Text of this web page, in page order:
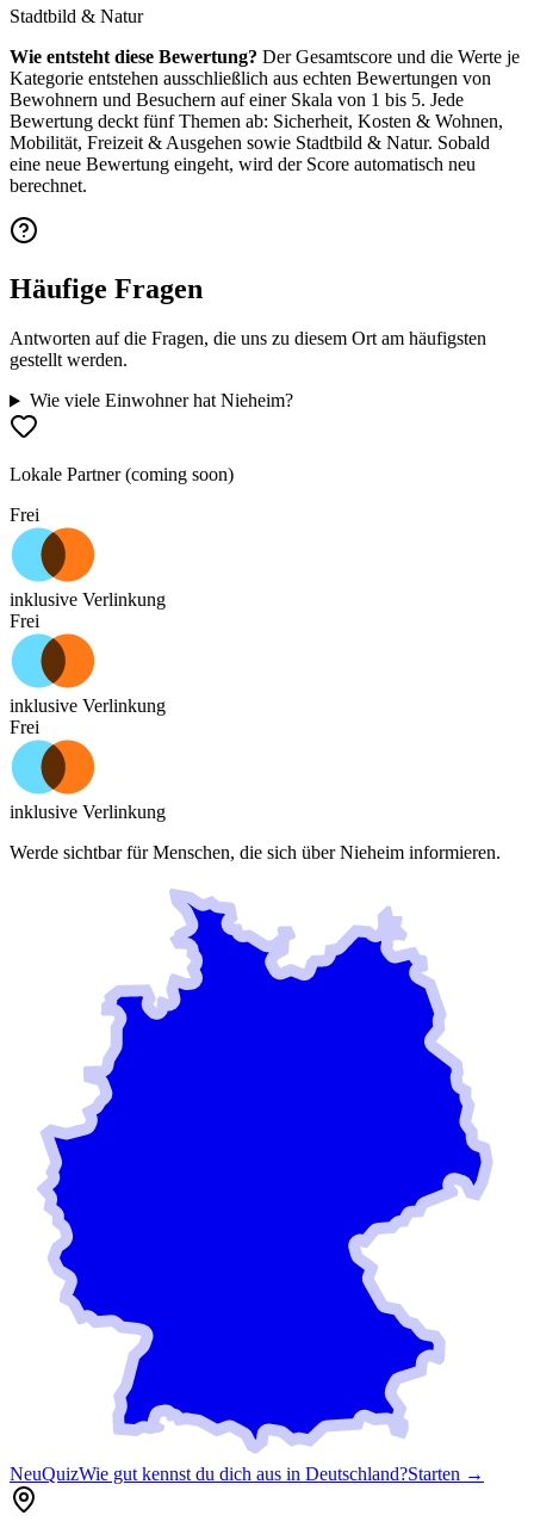
Stadtbild & Natur
Wie entsteht diese Bewertung? Der Gesamtscore und die Werte je
Kategorie entstehen ausschließlich aus echten Bewertungen von
Bewohnern und Besuchern auf einer Skala von 1 bis 5. Jede
Bewertung deckt fünf Themen ab: Sicherheit, Kosten & Wohnen,
Mobilität, Freizeit & Ausgehen sowie Stadtbild & Natur. Sobald
eine neue Bewertung eingeht, wird der Score automatisch neu
berechnet.
Häufige Fragen
Antworten auf die Fragen, die uns zu diesem Ort am häufigsten
gestellt werden.
Wie viele Einwohner hat Nieheim?
Lokale Partner (coming soon)
Frei
inklusive Verlinkung
Frei
inklusive Verlinkung
Frei
inklusive Verlinkung
Werde sichtbar für Menschen, die sich überNieheim informieren.
NeuQuizWie gut kennst du dich aus in Deutschland?Starten →